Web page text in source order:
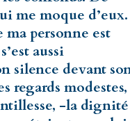
me moque d’eux.
personne est
aussi
silence devant
regards
-la dignité